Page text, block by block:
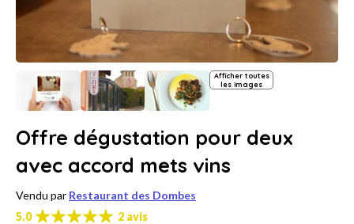
Afficher toutes
les images
Offre dégustation pour deux
avec accord mets vins
Vendu par Restaurant des Dombes
5.0
2 avis